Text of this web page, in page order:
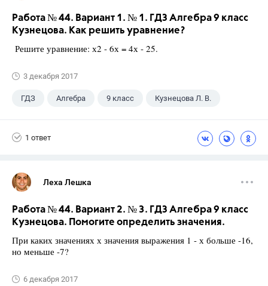
Работа № 44. Вариант 1. № 1. ГДЗ Алгебра 9 класс
Кузнецова. Как решить уравнение?
Решите уравнение: х2 - 6х = 4х - 25.
3 декабря 2017
ГДЗ Алгебра 9 класс Кузнецова Л. В.
1 ответ
Леха Лешка
Работа № 44. Вариант 2. № 3. ГДЗ Алгебра 9 класс
Кузнецова. Помогите определить значения.
При каких значениях х значения выражения 1 - х больше -16,
но меньше -7?
6 декабря 2017